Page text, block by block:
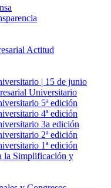
Actitud
| 15 de junio
Universitario
5ª edición
4ª edición
3a edición
2ª edición
1ª edición
la Simplificación y